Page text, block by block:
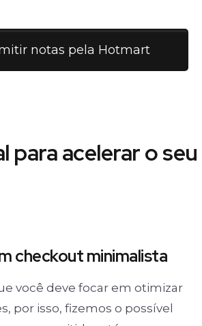
notas pela Hotmart
para acelerar o seu
checkout minimalista
você deve focar em otimizar
por isso, fizemos o possível